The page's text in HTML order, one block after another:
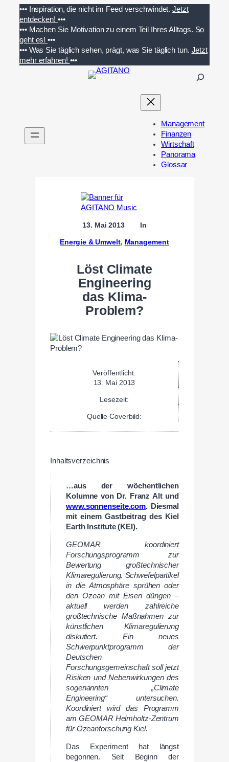
Inhalt
springen
••• Inspiration, die nicht im Feed verschwindet. Jetzt
entdecken! •••
••• Machen Sie Motivation zu einem Teil Ihres Alltags. So
geht es!•••
••• Was Sie täglich sehen, prägt, was Sie täglich tun. Jetzt
mehr erfahren! •••
n
Management
Finanzen
Wirtschaft
Panorama
Glossar
13. Mai 2013 In
Energie & Umwelt, Management
Löst Climate
Engineering
das Klima-
Problem?
Veröffentlicht:
13. Mai 2013
Lesezeit:
Quelle Coverbild:
Inhaltsverzeichnis
…aus der wöchentlichen
Kolumne von Dr. Franz Alt und
www.sonnenseite.com. Diesmal
mit einem Gastbeitrag des Kiel
Earth Institute (KEI).
GEOMAR koordiniert
Forschungsprogramm zur
Bewertung großtechnischer
Klimaregulierung. Schwefelpartikel
in die Atmosphäre sprühen oder
den Ozean mit Eisen düngen –
aktuell werden zahlreiche
großtechnische Maßnahmen zur
künstlichen Klimaregulierung
diskutiert. Ein neues
Schwerpunktprogramm der
Deutschen
Forschungsgemeinschaft soll jetzt
Risiken und Nebenwirkungen des
sogenannten „Climate
Engineering“ untersuchen.
Koordiniert wird das Programm
am GEOMAR Helmholtz-Zentrum
für Ozeanforschung Kiel.
Das Experiment hat längst
begonnen. Seit Beginn der